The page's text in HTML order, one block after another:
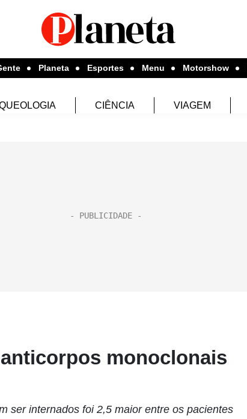
Planeta Esportes Menu Motorshow
CIÊNCIA VIAGEM
monoclonais
ser internados foi 2,5 maior entre os pacientes